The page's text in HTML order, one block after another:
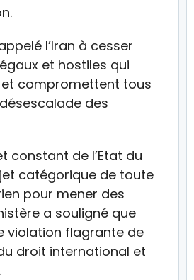
l’Iran à cesser
et hostiles qui
compromettent tous
des
constant de l’Etat du
catégorique de toute
pour mener des
a souligné que
violation flagrante de
droit international et